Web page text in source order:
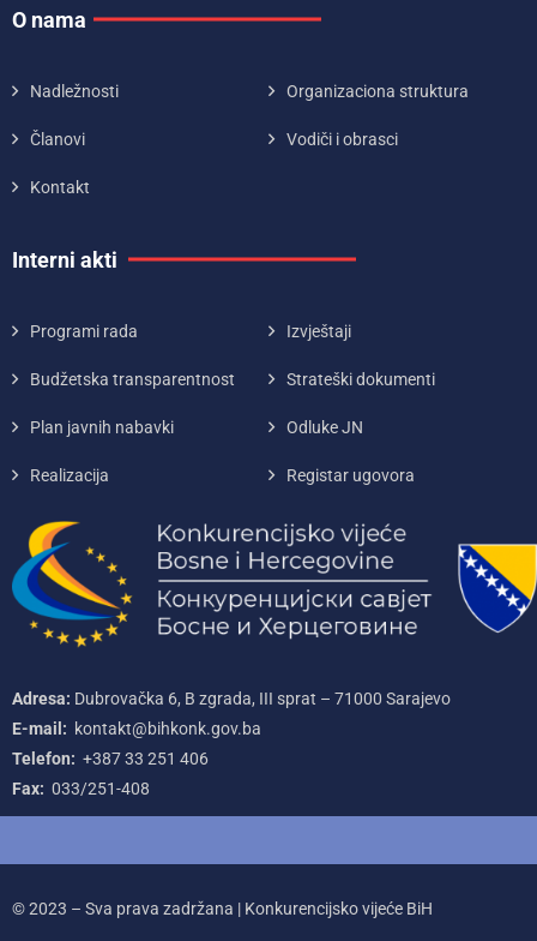
O nama
Nadležnosti Organizaciona struktura
Članovi Vodiči i obrasci
Kontakt
Interni akti
Programi rada Izvještaji
Budžetska transparentnost Strateški dokumenti
Plan javnih nabavki Odluke JN
Realizacija Registar ugovora
Adresa: Dubrovačka 6, B zgrada, III sprat – 71000‌ Sarajevo
E-mail: kontakt@bihkonk.gov.ba
Telefon: +387‌ 33‌ 251‌ 406
Fax: 033/251-408
© 2023 – Sva prava zadržana | Konkurencijsko vijeće BiH